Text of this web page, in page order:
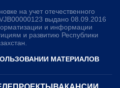
на учет отечественного
выдано 08.09.2016
и информации
и развитию Республики
МАТЕРИАЛОВ